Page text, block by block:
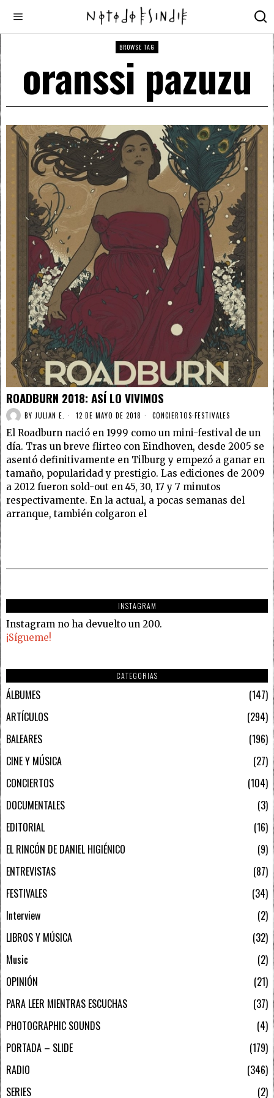
BROWSE TAG
oranssi pazuzu
ROADBURN 2018: ASÍ LO VIVIMOS
BY JULIAN E. 12 DE MAYO DE 2018 CONCIERTOS·FESTIVALES
El Roadburn nació en 1999 como un mini-festival de un
día. Tras un breve flirteo con Eindhoven, desde 2005 se
asentó definitivamente en Tilburg y empezó a ganar en
tamaño, popularidad y prestigio. Las ediciones de 2009
a 2012 fueron sold-out en 45, 30, 17 y 7 minutos
respectivamente. En la actual, a pocas semanas del
arranque, también colgaron el
INSTAGRAM
Instagram no ha devuelto un 200.
¡Sígueme!
CATEGORIAS
ÁLBUMES
147
ARTÍCULOS
294
BALEARES
196
CINE Y MÚSICA
27
CONCIERTOS
104
DOCUMENTALES
3
EDITORIAL
16
EL RINCÓN DE DANIEL HIGIÉNICO
9
ENTREVISTAS
87
FESTIVALES
34
Interview
2
LIBROS Y MÚSICA
32
Music
2
OPINIÓN
21
PARA LEER MIENTRAS ESCUCHAS
37
PHOTOGRAPHIC SOUNDS
4
PORTADA – SLIDE
179
RADIO
346
SERIES
2